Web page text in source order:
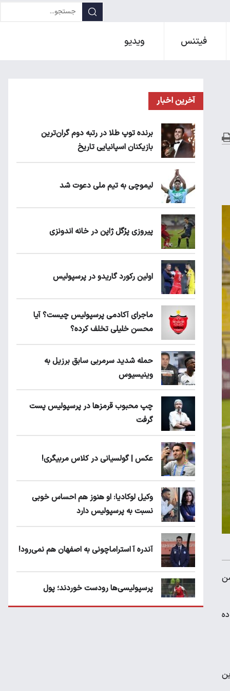
فیتنس ویدیو
آخرین اخبار
برنده توپ طلا در رتبه دوم گران‌ترین
بازیکنان اسپانیایی تاریخ
لیموچی به تیم ملی دعوت شد
پیروزی پرُگل ژاپن در خانه اندونزی
اولین رکورد گاریدو در پرسپولیس
ماجرای آکادمی پرسپولیس چیست؟ آیا
محسن خلیلی تخلف کرده؟
حمله شدید سرمربی سابق برزیل به
وینیسیوس
چپ محبوب قرمزها در پرسپولیس پست
گرفت
عکس | گولسیانی در کلاس مربیگری!
وکیل لوکادیا: او هنوز هم احساس خوبی
نسبت به پرسپولیس دارد
آندره آ استراماچونی به اصفهان هم نمی‌رود!
پرسپولیسی‌ها رودست خوردند؛ پول